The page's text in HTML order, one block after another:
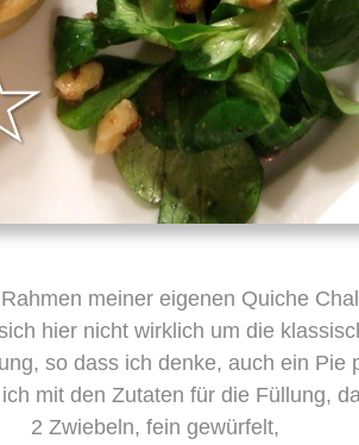
meiner eigenen Quiche
hier nicht wirklich um die
so dass ich denke, auch ein Pie
mit den Zutaten für die Füllung,
2 Zwiebeln, fein gewürfelt,